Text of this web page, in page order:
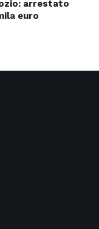
arrestato
euro